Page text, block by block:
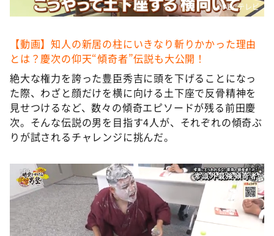
©️ABCテレビ
【動画】知人の新居の柱にいきなり斬りかかった理由
とは？慶次の仰天“傾奇者”伝説も大公開！
絶大な権力を誇った豊臣秀吉に頭を下げることになっ
た際、わざと顔だけを横に向ける土下座で反骨精神を
見せつけるなど、数々の傾奇エピソードが残る前田慶
次。そんな伝説の男を目指す4人が、それぞれの傾奇ぶ
りが試されるチャレンジに挑んだ。